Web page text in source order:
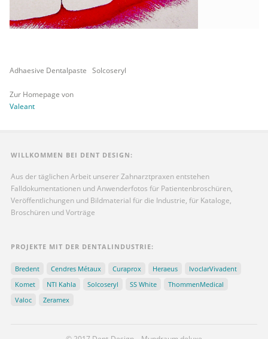
Adhaesive Dentalpaste Solcoseryl
Zur Homepage von
Valeant
WILLKOMMEN BEI DENT DESIGN:
Aus der täglichen Arbeit unserer Zahnarztpraxen entstehen
Falldokumentationen und Anwenderfotos für Patientenbroschüren,
Veröffentlichungen und Bildmaterial für die Industrie, für Kataloge,
Broschüren und Vorträge
PROJEKTE MIT DER DENTALINDUSTRIE:
Bredent Cendres Métaux Curaprox Heraeus
IvoclarVivadent
Komet
NTI Kahla Solcoseryl SS White
ThommenMedical
Valoc
Zeramex